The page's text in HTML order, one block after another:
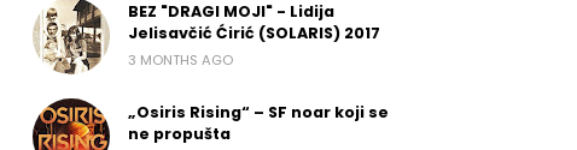
BEZ "DRAGI MOJI" - Lidija
Jelisavčić Ćirić (SOLARIS) 2017
3 MONTHS AGO
„Osiris Rising“ – SF noar koji se
ne propušta